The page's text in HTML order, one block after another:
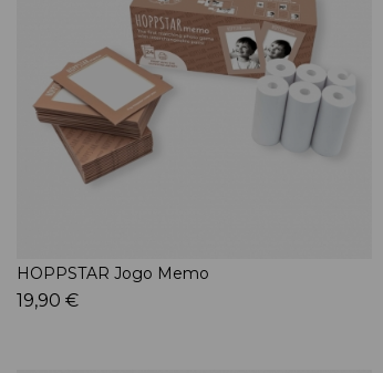
HOPPSTAR Jogo Memo
19,90 €